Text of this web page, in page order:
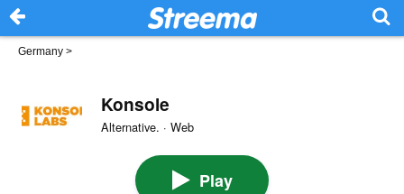
Germany >
Konsole
Alternative. · Web
Play